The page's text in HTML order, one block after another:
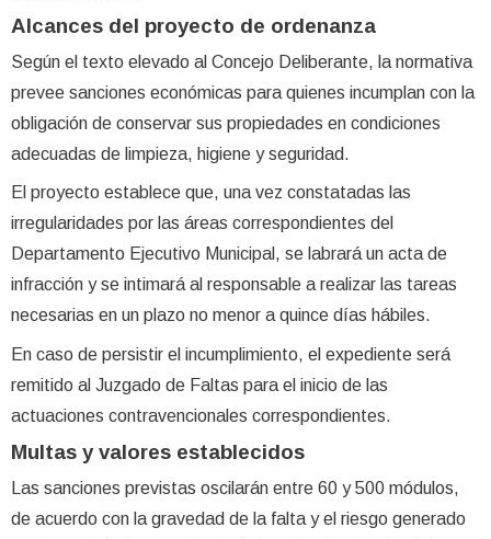
Alcances del proyecto de ordenanza
Según el texto elevado al Concejo Deliberante, la normativa
prevee sanciones económicas para quienes incumplan con la
obligación de conservar sus propiedades en condiciones
adecuadas de limpieza, higiene y seguridad.
El proyecto establece que, una vez constatadas las
irregularidades por las áreas correspondientes del
Departamento Ejecutivo Municipal, se labrará un acta de
infracción y se intimará al responsable a realizar las tareas
necesarias en un plazo no menor a quince días hábiles.
En caso de persistir el incumplimiento, el expediente será
remitido al Juzgado de Faltas para el inicio de las
actuaciones contravencionales correspondientes.
Multas y valores establecidos
Las sanciones previstas oscilarán entre 60 y 500 módulos,
de acuerdo con la gravedad de la falta y el riesgo generado